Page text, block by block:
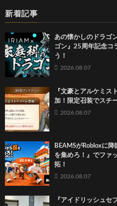
新着記事
あの懐かしのドラゴ
ゴン』25周年記念コ
う！
2026.08.07
『文豪とアルケミ
加！限定召装でスチ
2026.08.07
BEAMSがRobloxに
を集めろ！』でファ
拓！
2026.08.07
『アイドリッシュセ